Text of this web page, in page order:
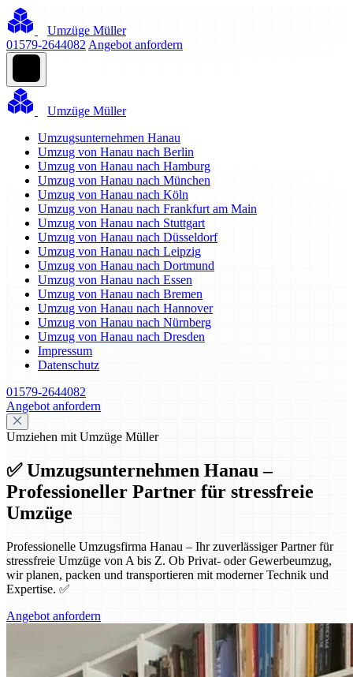
Umzüge Müller
01579-2644082 Angebot anfordern
Umzüge Müller
Umzugsunternehmen Hanau
Umzug von Hanau nach Berlin
Umzug von Hanau nach Hamburg
Umzug von Hanau nach München
Umzug von Hanau nach Köln
Umzug von Hanau nach Frankfurt am Main
Umzug von Hanau nach Stuttgart
Umzug von Hanau nach Düsseldorf
Umzug von Hanau nach Leipzig
Umzug von Hanau nach Dortmund
Umzug von Hanau nach Essen
Umzug von Hanau nach Bremen
Umzug von Hanau nach Hannover
Umzug von Hanau nach Nürnberg
Umzug von Hanau nach Dresden
Impressum
Datenschutz
01579-2644082
Angebot anfordern
Umziehen mit Umzüge Müller
✅ Umzugsunternehmen Hanau –
Professioneller Partner für stressfreie
Umzüge
Professionelle Umzugsfirma Hanau – Ihr zuverlässiger Partner für
stressfreie Umzüge von A bis Z. Ob Privat- oder Gewerbeumzug,
wir planen, packen und transportieren mit moderner Technik und
Expertise. ✅
Angebot anfordern